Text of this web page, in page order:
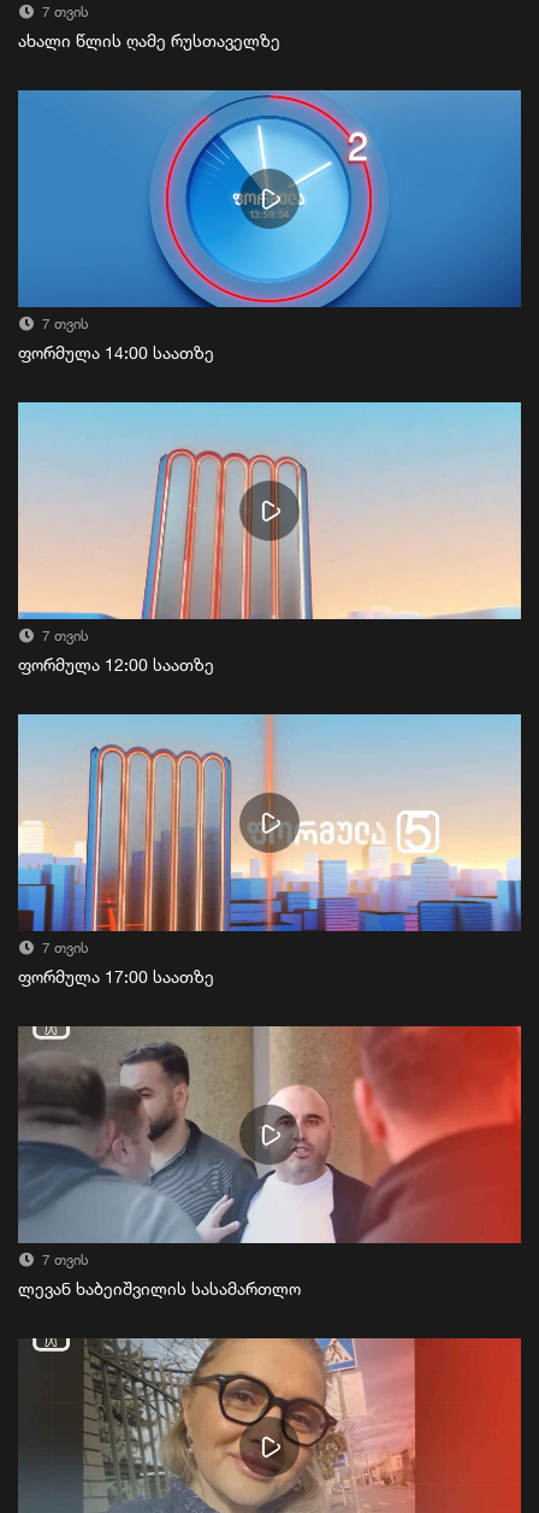
7 თვის
ახალი წლის ღამე რუსთაველზე
7 თვის
ფორმულა 14:00 საათზე
7 თვის
ფორმულა 12:00 საათზე
7 თვის
ფორმულა 17:00 საათზე
7 თვის
ლევან ხაბეიშვილის სასამართლო